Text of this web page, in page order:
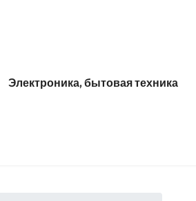
Электроника, бытовая техника